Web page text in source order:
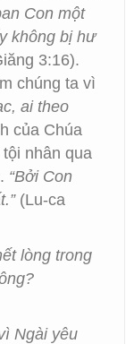
Con một
không bị hư
3:16).
chúng ta vì
ai theo
của Chúa
nhân qua
“Bởi Con
(Lu-ca
lòng trong
Ngài yêu